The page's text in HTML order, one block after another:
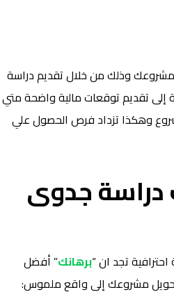
وذلك من خلال تقديم دراسة
تقديم توقعات مالية واضحة متي
وهكذا تزداد فرص الحصول علي
دراسة جدوى
تجد ان “برهانك” أفضل
مشروعك إلي واقع ملموس: